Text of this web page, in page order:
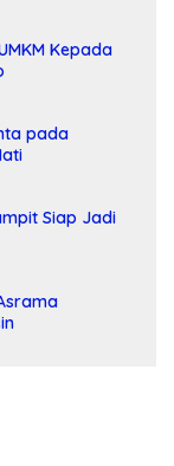
Kepada
pada
Siap Jadi